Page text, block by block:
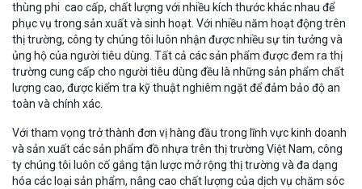
thùng phi cao cấp, chất lượng với nhiều kích thước khác nhau để
phục vụ trong sản xuất và sinh hoạt. Với nhiều năm hoạt động trên
thị trường, công ty chúng tôi luôn nhận được nhiều sự tin tưởng và
ủng hộ của người tiêu dùng. Tất cả các sản phẩm được đem ra thị
trường cung cấp cho người tiêu dùng đều là những sản phẩm chất
lượng cao, được kiểm tra kỹ thuật nghiêm ngặt để đảm bảo độ an
toàn và chính xác.
Với tham vọng trở thành đơn vị hàng đầu trong lĩnh vực kinh doanh
và sản xuất các sản phẩm đồ nhựa trên thị trường Việt Nam, công
ty chúng tôi luôn cố gắng tận lược mở rộng thị trường và đa dạng
hóa các loại sản phẩm, nâng cao chất lượng của dịch vụ chăm sóc